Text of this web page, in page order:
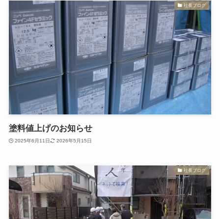
社長ブログ
塗料値上げのお知らせ
2025年6月11日 2026年5月15日
社長ブログ